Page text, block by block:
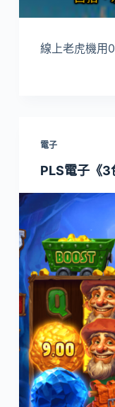
線上老虎機用
電子
PLS電子《3